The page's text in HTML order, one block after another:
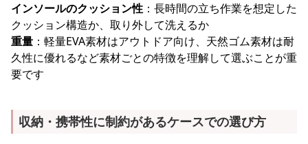
インソールのクッション性 ：長時間の立ち作業を想定した
クッション構造か、取り外して洗えるか
重量 ：軽量EVA素材はアウトドア向け、天然ゴム素材は耐
久性に優れるなど素材ごとの特徴を理解して選ぶことが重
要です
収納・携帯性に制約があるケースでの選び方